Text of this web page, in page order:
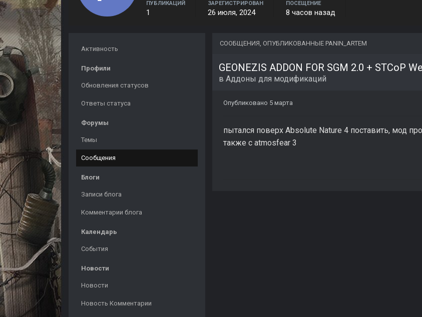
ПУБЛИКАЦИЙ
1
ЗАРЕГИСТРИРОВАН
26 июля, 2024
ПОСЕЩЕНИЕ
8 часов назад
Активность
Профили
Обновления статусов
Ответы статуса
Форумы
Темы
Сообщения
Блоги
Записи блога
Комментарии блога
Календарь
События
Новости
Новости
Новость Комментарии
СООБЩЕНИЯ, ОПУБЛИКОВАННЫЕ PANIN_ARTEM
GEONEZIS ADDON FOR SGM 2.0 + STCoP
в Аддоны для модификаций
Опубликовано 5 марта
пытался поверх Absolute Nature 4 поставить, мод
также с atmosfear 3